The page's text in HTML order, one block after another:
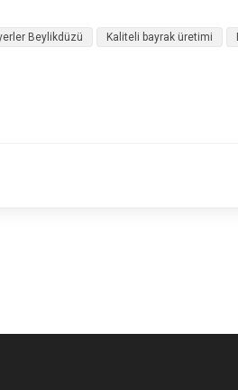
Beylikdüzü Kaliteli bayrak üretimi